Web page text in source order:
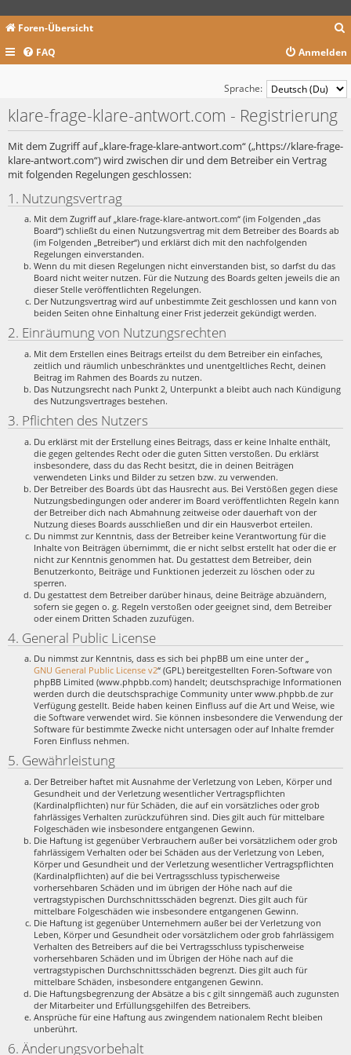
Foren-Übersicht
c
FAQ Anmelden
Sprache:
klare-frage-klare-antwort.com - Registrierung
Mit dem Zugriff auf „klare-frage-klare-antwort.com“ („https://klare-frage-
klare-antwort.com“) wird zwischen dir und dem Betreiber ein Vertrag
mit folgenden Regelungen geschlossen:
1. Nutzungsvertrag
Mit dem Zugriff auf „klare-frage-klare-antwort.com“ (im Folgenden „das
Board“) schließt du einen Nutzungsvertrag mit dem Betreiber des Boards ab
(im Folgenden „Betreiber“) und erklärst dich mit den nachfolgenden
Regelungen einverstanden.
Wenn du mit diesen Regelungen nicht einverstanden bist, so darfst du das
Board nicht weiter nutzen. Für die Nutzung des Boards gelten jeweils die an
dieser Stelle veröffentlichten Regelungen.
Der Nutzungsvertrag wird auf unbestimmte Zeit geschlossen und kann von
beiden Seiten ohne Einhaltung einer Frist jederzeit gekündigt werden.
2. Einräumung von Nutzungsrechten
Mit dem Erstellen eines Beitrags erteilst du dem Betreiber ein einfaches,
zeitlich und räumlich unbeschränktes und unentgeltliches Recht, deinen
Beitrag im Rahmen des Boards zu nutzen.
Das Nutzungsrecht nach Punkt 2, Unterpunkt a bleibt auch nach Kündigung
des Nutzungsvertrages bestehen.
3. Pflichten des Nutzers
Du erklärst mit der Erstellung eines Beitrags, dass er keine Inhalte enthält,
die gegen geltendes Recht oder die guten Sitten verstoßen. Du erklärst
insbesondere, dass du das Recht besitzt, die in deinen Beiträgen
verwendeten Links und Bilder zu setzen bzw. zu verwenden.
Der Betreiber des Boards übt das Hausrecht aus. Bei Verstößen gegen diese
Nutzungsbedingungen oder anderer im Board veröffentlichten Regeln kann
der Betreiber dich nach Abmahnung zeitweise oder dauerhaft von der
Nutzung dieses Boards ausschließen und dir ein Hausverbot erteilen.
Du nimmst zur Kenntnis, dass der Betreiber keine Verantwortung für die
Inhalte von Beiträgen übernimmt, die er nicht selbst erstellt hat oder die er
nicht zur Kenntnis genommen hat. Du gestattest dem Betreiber, dein
Benutzerkonto, Beiträge und Funktionen jederzeit zu löschen oder zu
sperren.
Du gestattest dem Betreiber darüber hinaus, deine Beiträge abzuändern,
sofern sie gegen o. g. Regeln verstoßen oder geeignet sind, dem Betreiber
oder einem Dritten Schaden zuzufügen.
4. General Public License
Du nimmst zur Kenntnis, dass es sich bei phpBB um eine unter der „
GNU General Public License v2“ (GPL) bereitgestellten Foren-Software von
phpBB Limited (www.phpbb.com) handelt; deutschsprachige Informationen
werden durch die deutschsprachige Community unter www.phpbb.de zur
Verfügung gestellt. Beide haben keinen Einfluss auf die Art und Weise, wie
die Software verwendet wird. Sie können insbesondere die Verwendung der
Software für bestimmte Zwecke nicht untersagen oder auf Inhalte fremder
Foren Einfluss nehmen.
5. Gewährleistung
Der Betreiber haftet mit Ausnahme der Verletzung von Leben, Körper und
Gesundheit und der Verletzung wesentlicher Vertragspflichten
(Kardinalpflichten) nur für Schäden, die auf ein vorsätzliches oder grob
fahrlässiges Verhalten zurückzuführen sind. Dies gilt auch für mittelbare
Folgeschäden wie insbesondere entgangenen Gewinn.
Die Haftung ist gegenüber Verbrauchern außer bei vorsätzlichem oder grob
fahrlässigem Verhalten oder bei Schäden aus der Verletzung von Leben,
Körper und Gesundheit und der Verletzung wesentlicher Vertragspflichten
(Kardinalpflichten) auf die bei Vertragsschluss typischerweise
vorhersehbaren Schäden und im übrigen der Höhe nach auf die
vertragstypischen Durchschnittsschäden begrenzt. Dies gilt auch für
mittelbare Folgeschäden wie insbesondere entgangenen Gewinn.
Die Haftung ist gegenüber Unternehmern außer bei der Verletzung von
Leben, Körper und Gesundheit oder vorsätzlichem oder grob fahrlässigem
Verhalten des Betreibers auf die bei Vertragsschluss typischerweise
vorhersehbaren Schäden und im Übrigen der Höhe nach auf die
vertragstypischen Durchschnittsschäden begrenzt. Dies gilt auch für
mittelbare Schäden, insbesondere entgangenen Gewinn.
Die Haftungsbegrenzung der Absätze a bis c gilt sinngemäß auch zugunsten
der Mitarbeiter und Erfüllungsgehilfen des Betreibers.
Ansprüche für eine Haftung aus zwingendem nationalem Recht bleiben
unberührt.
6. Änderungsvorbehalt